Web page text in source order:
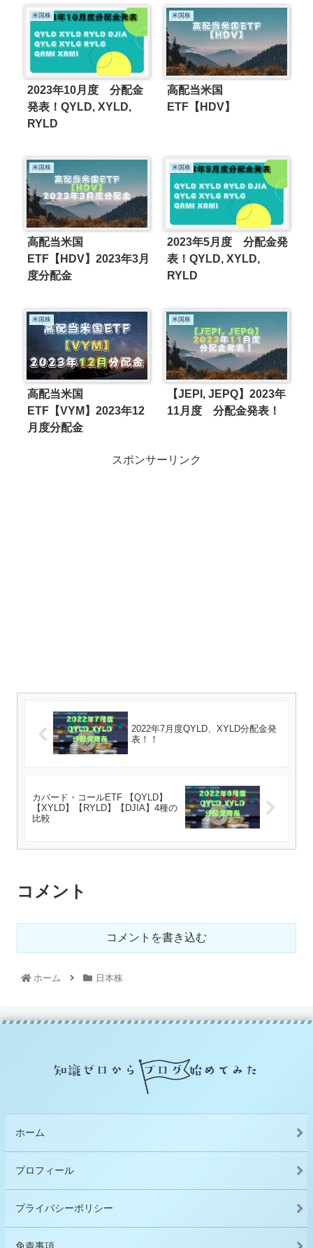
米国株
2023年10月度 分配金
発表！QYLD, XYLD,
RYLD
米国株
高配当米国
ETF【HDV】
米国株
高配当米国
ETF【HDV】2023年3月
度分配金
米国株
2023年5月度 分配金発
表！QYLD, XYLD,
RYLD
米国株
高配当米国
ETF【VYM】2023年12
月度分配金
米国株
【JEPI, JEPQ】2023年
11月度 分配金発表！
スポンサーリンク
2022年7月度QYLD、XYLD分配金発
表！！
カバード・コールETF 【QYLD】
【XYLD】【RYLD】【DJIA】4種の
比較
コメント
コメントを書き込む
ホーム 日本株
ホーム
プロフィール
プライバシーポリシー
免責事項